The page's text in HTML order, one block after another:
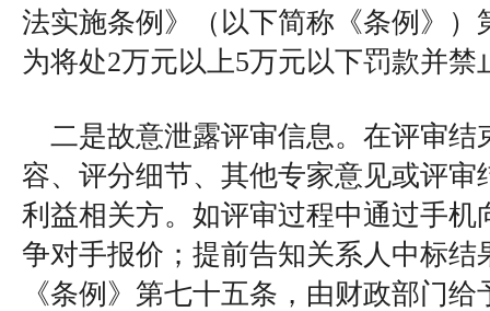
法实施条例》（以下简称《条例》）
为将处2万元以上5万元以下罚款并禁
二是故意泄露评审信息。在评审结
容、评分细节、其他专家意见或评审
利益相关方。如评审过程中通过手机
争对手报价；提前告知关系人中标结
《条例》第七十五条，由财政部门